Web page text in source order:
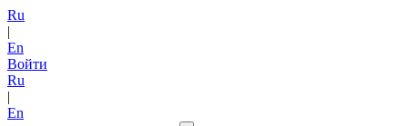
Ru
|
En
Войти
Ru
|
En